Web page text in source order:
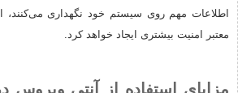
اطلاعات مهم روی سیستم خود نگهداری می‌کنند،
معتبر امنیت بیشتری ایجاد خواهد کرد.